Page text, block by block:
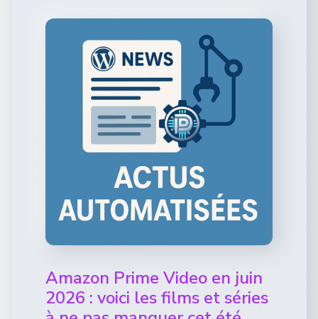
Amazon Prime Video en juin
2026 : voici les films et séries